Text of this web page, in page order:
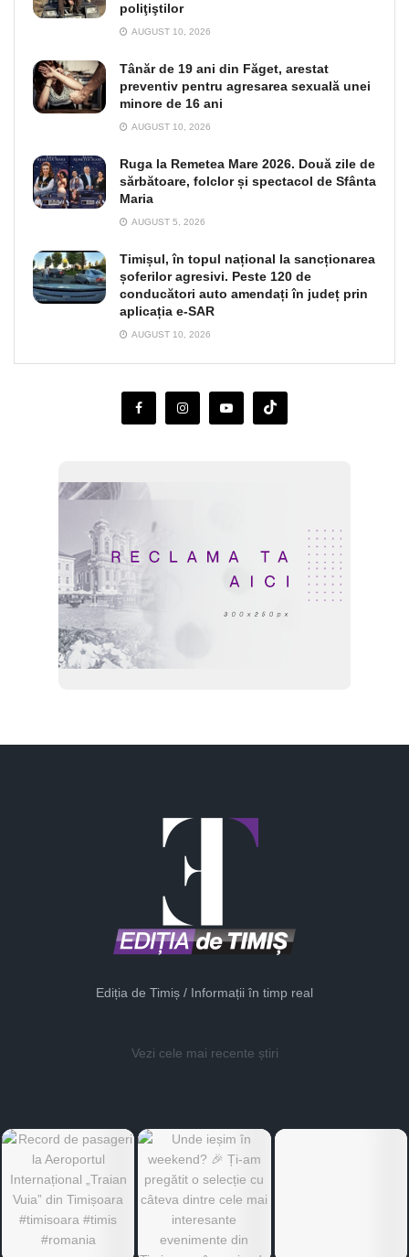
poliţiştilor
AUGUST 10, 2026
Tânăr de 19 ani din Făget, arestat
preventiv pentru agresarea sexuală unei
minore de 16 ani
AUGUST 10, 2026
Ruga la Remetea Mare 2026. Două zile de
sărbătoare, folclor și spectacol de Sfânta
Maria
AUGUST 5, 2026
Timișul, în topul național la sancționarea
șoferilor agresivi. Peste 120 de
conducători auto amendați în județ prin
aplicația e-SAR
AUGUST 10, 2026
Ediția de Timiș / Informații în timp real
Vezi cele mai recente știri